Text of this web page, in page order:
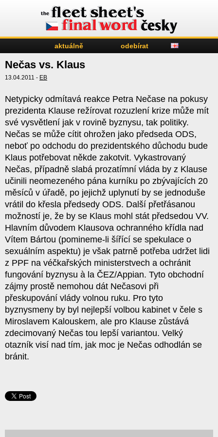
aktuálně odebírat
Nečas vs. Klaus
13.04.2011 - EB
Netypicky odmítavá reakce Petra Nečase na pokusy
prezidenta Klause režírovat rozuzlení krize může mít
své vysvětlení jak v rovině byznysu, tak politiky.
Nečas se může cítit ohrožen jako předseda ODS,
neboť po odchodu do prezidentského důchodu bude
Klaus potřebovat někde zakotvit. Vykastrovaný
Nečas, případně slabá prozatímní vláda by z Klause
učinili neomezeného pána kurníku po zbývajících 20
měsíců v úřadě, po jejichž uplynutí by se jednoduše
vrátil do křesla předsedy ODS. Další přetřásanou
možností je, že by se Klaus mohl stát předsedou VV.
Hlavním důvodem Klausova ochranného křídla nad
Vítem Bártou (pomineme-li šířící se spekulace o
sexuálním aspektu) je však patrně potřeba udržet lidi
z PPF na véčkařských ministerstvech a ochránit
fungování byznysu à la ČEZ/Appian. Tyto obchodní
zájmy prostě nemohou dát Nečasovi při
přeskupování vlády volnou ruku. Pro tyto
byznysmeny by byl nejlepší volbou kabinet v čele s
Miroslavem Kalouskem, ale pro Klause zůstává
zdecimovaný Nečas tou lepší variantou. Velký
otazník visí nad tím, jak moc je Nečas odhodlán se
bránit.